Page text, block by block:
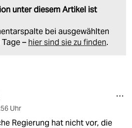
unter diesem Artikel ist
bei ausgewählten
– hier sind sie zu finden.
Uhr
Regierung hat nicht vor, die